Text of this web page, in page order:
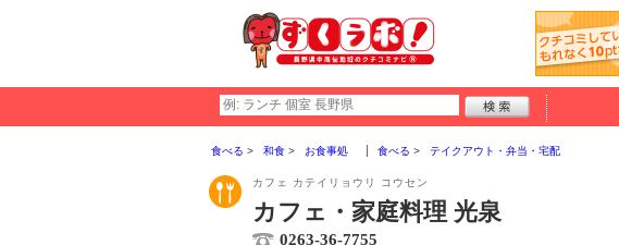
食べる 和食 お食事処 食べる テイクアウト・弁当・宅配
カフェ カテイリョウリ コウセン
カフェ・家庭料理 光泉
0263-36-7755